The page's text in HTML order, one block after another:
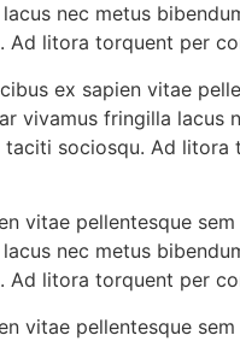
nec metus
litora torquent per
ex sapien vitae
vivamus fringilla lacus
sociosqu. Ad
vitae pellentesque
nec metus
litora torquent per
vitae pellentesque